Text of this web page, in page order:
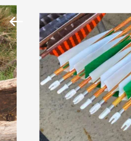
MAISON
DES
PRODUITS
AU
2026
Consistent
Arrows.
All
Rights
Reserved.